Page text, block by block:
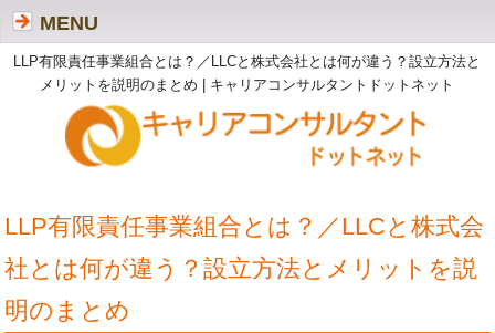
LLP有限責任事業組合とは？／LLCと株式会社とは何が違う？設立方法と
メリットを説明のまとめ | キャリアコンサルタントドットネット
MENU
LLP有限責任事業組合とは？／LLCと株式会
社とは何が違う？設立方法とメリットを説
明のまとめ